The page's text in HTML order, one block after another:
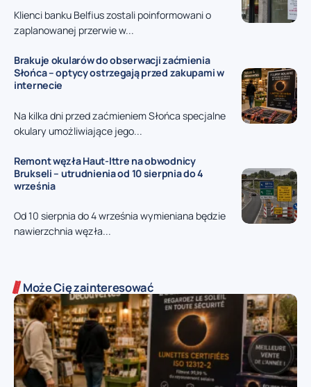
Klienci banku Belfius zostali poinformowani o
zaplanowanej przerwie w...
Brakuje okularów do obserwacji zaćmienia
Słońca – optycy ostrzegają przed zakupami w
internecie
Na kilka dni przed zaćmieniem Słońca specjalne
okulary umożliwiające jego...
Remont węzła Haut-Ittre na obwodnicy
Brukseli – utrudnienia od 10 sierpnia do 4
września
Od 10 sierpnia do 4 września wymieniana będzie
nawierzchnia węzła...
Może Cię zainteresować